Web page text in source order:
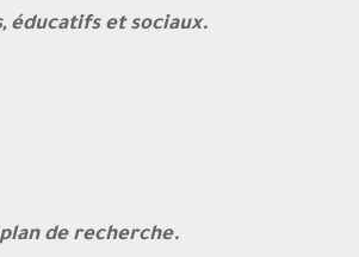
éducatifs et sociaux.
de recherche.